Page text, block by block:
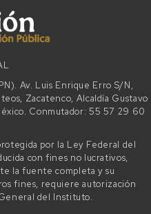
Av. Luis Enrique Erro S/N,
Zacatenco, Alcaldía Gustavo
Conmutador: 55 57 29 60
por la Ley Federal del
con fines no lucrativos,
la fuente completa y su
fines, requiere autorización
del Instituto.